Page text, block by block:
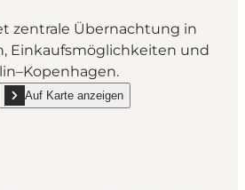
zentrale Übernachtung in
Einkaufsmöglichkeiten und
Stege"
Auf Karte anzeigen
show Motel Stege on_map